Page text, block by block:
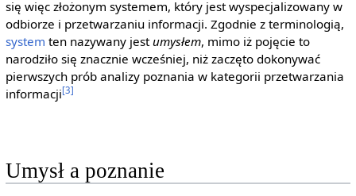
się więc złożonym systemem, który jest wyspecjalizowany w
odbiorze i przetwarzaniu informacji. Zgodnie z terminologią,
system ten nazywany jestumysłem, mimo iż pojęcie to
narodziło się znacznie wcześniej, niż zaczęto dokonywać
pierwszych prób analizy poznania w kategorii przetwarzania
informacji[3]
Umysł a poznanie